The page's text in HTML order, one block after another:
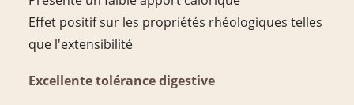
Effet positif sur les propriétés rhéologiques telles
que l'extensibilité
Excellente tolérance digestive